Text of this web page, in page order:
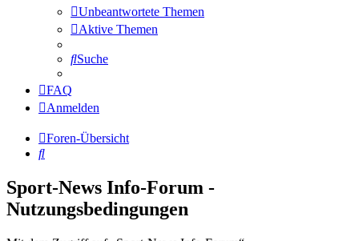
Unbeantwortete Themen
Aktive Themen
Suche
FAQ
Anmelden
Foren-Übersicht
Suche
Sport-News Info-Forum -
Nutzungsbedingungen